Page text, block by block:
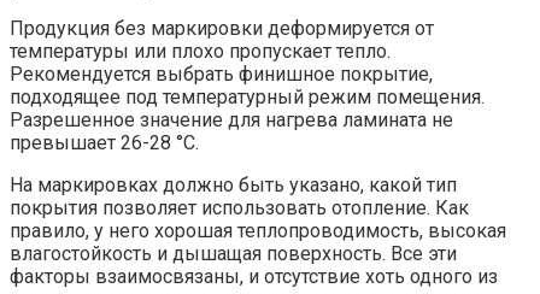
Продукция без маркировки деформируется от
температуры или плохо пропускает тепло.
Рекомендуется выбрать финишное покрытие,
подходящее под температурный режим помещения.
Разрешенное значение для нагрева ламината не
превышает 26-28 °C.
На маркировках должно быть указано, какой тип
покрытия позволяет использовать отопление. Как
правило, у него хорошая теплопроводимость, высокая
влагостойкость и дышащая поверхность. Все эти
факторы взаимосвязаны, и отсутствие хоть одного из